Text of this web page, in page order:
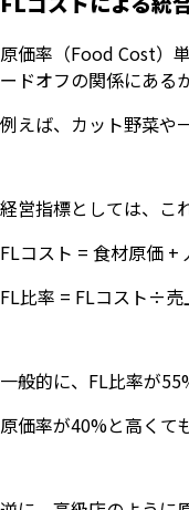
原価率（Food Cost）
ードオフの関係にある
例えば、カット野菜や
経営指標としては、こ
FLコスト = 食材原価 +
FL比率 = FLコスト÷売
一般的に、FL比率が
原価率が40%と高くて